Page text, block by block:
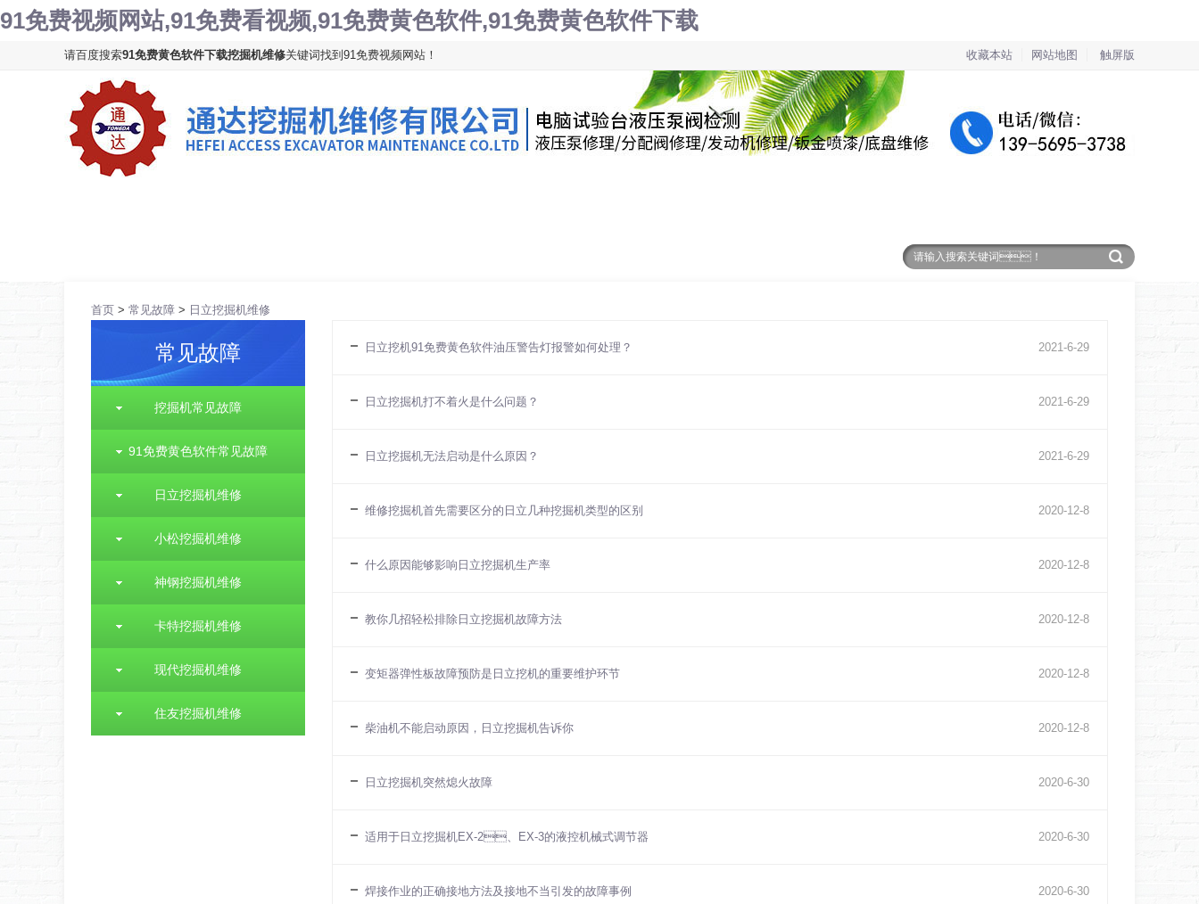
91免费视频网站,91免费看视频,91免费黄色软件,91免费黄色软件下载
请百度搜索91免费黄色软件下载挖掘机维修关键词找到91免费视频网站！ 收藏本站 网站地图 触屏版
首页 > 常见故障 > 日立挖掘机维修
常见故障
挖掘机常见故障
91免费黄色软件常见故障
日立挖掘机维修
小松挖掘机维修
神钢挖掘机维修
卡特挖掘机维修
现代挖掘机维修
住友挖掘机维修
2021-6-29
日立挖机91免费黄色软件油压警告灯报警如何处理？
2021-6-29
日立挖掘机打不着火是什么问题？
2021-6-29
日立挖掘机无法启动是什么原因？
2020-12-8
维修挖掘机首先需要区分的日立几种挖掘机类型的区别
2020-12-8
什么原因能够影响日立挖掘机生产率
2020-12-8
教你几招轻松排除日立挖掘机故障方法
2020-12-8
变矩器弹性板故障预防是日立挖机的重要维护环节
2020-12-8
柴油机不能启动原因，日立挖掘机告诉你
2020-6-30
日立挖掘机突然熄火故障
2020-6-30
适用于日立挖掘机EX-2、EX-3的液控机械式调节器
2020-6-30
焊接作业的正确接地方法及接地不当引发的故障事例